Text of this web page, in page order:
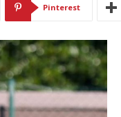
Pinterest